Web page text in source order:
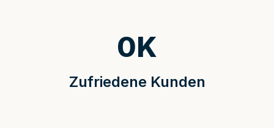
Zufriedene Kunden
0K